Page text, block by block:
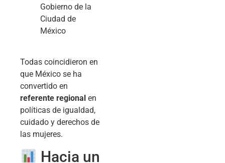
Gobierno de la
Ciudad de
México
Todas coincidieron en
que México se ha
convertido en
referente regional en
políticas de igualdad,
cuidado y derechos de
las mujeres.
Hacia un